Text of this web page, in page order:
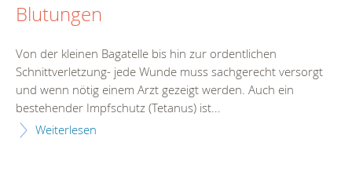
Blutungen
Von der kleinen Bagatelle bis hin zur ordentlichen
Schnittverletzung- jede Wunde muss sachgerecht versorgt
und wenn nötig einem Arzt gezeigt werden. Auch ein
bestehender Impfschutz (Tetanus) ist...
Weiterlesen